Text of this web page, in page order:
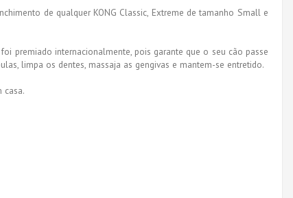
de qualquer KONG Classic, Extreme de tamanho Small e
premiado internacionalmente, pois garante que o seu cão passe
limpa os dentes, massaja as gengivas e mantem-se entretido.
casa.